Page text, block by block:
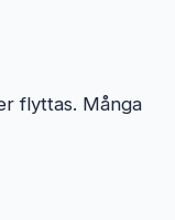
flyttas. Många